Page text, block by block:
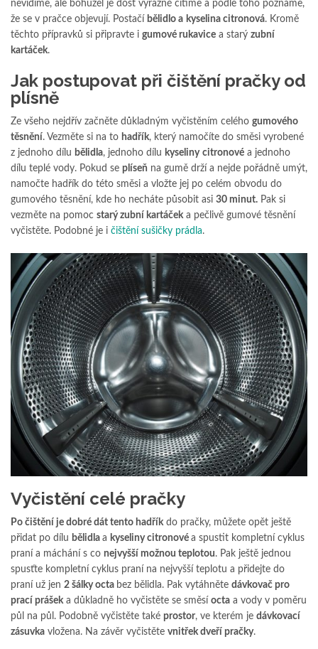
nevidíme, ale bohužel je dost výrazně cítíme a podle toho poznáme,
že se v pračce objevují. Postačí bělidlo a kyselina citronová. Kromě
těchto přípravků si připravte i gumové rukavice a starý zubní
kartáček.
Jak postupovat při čištění pračky od
plísně
Ze všeho nejdřív začněte důkladným vyčistěním celého gumového
těsnění. Vezměte si na to hadřík, který namočíte do směsi vyrobené
z jednoho dílu bělidla, jednoho dílu kyseliny citronové a jednoho
dílu teplé vody. Pokud se plíseň na gumě drží a nejde pořádně umýt,
namočte hadřík do této směsi a vložte jej po celém obvodu do
gumového těsnění, kde ho necháte působit asi 30 minut. Pak si
vezměte na pomoc starý zubní kartáčeka pečlivě gumové těsnění
vyčistěte. Podobné je i čištění sušičky prádla.
Vyčistění celé pračky
Po čištění je dobré dát tento hadřík do pračky, můžete opět ještě
přidat po dílu bělidla a kyseliny citronové a spustit kompletní cyklus
praní a máchání s co nejvyšší možnou teplotou. Pak ještě jednou
spusťte kompletní cyklus praní na nejvyšší teplotu a přidejte do
praní už jen 2 šálky octa bez bělidla. Pak vytáhněte dávkovač pro
prací prášek a důkladně ho vyčistěte se směsí octa a vody v poměru
půl na půl. Podobně vyčistěte také prostor, ve kterém je dávkovací
zásuvka vložena. Na závěr vyčistěte vnitřek dveří pračky.